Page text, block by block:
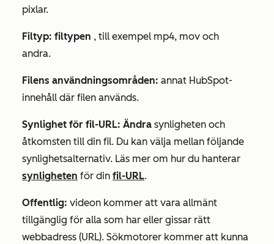
pixlar.
Filtyp: filtypen , till exempel mp4, mov och
andra.
Filens användningsområden: annat HubSpot-
innehåll där filen används.
Synlighet för fil-URL: Ändra synligheten och
åtkomsten till din fil. Du kan välja mellan följande
synlighetsalternativ. Läs mer om hur du hanterar
synligheten för din fil-URL.
Offentlig: videon kommer att vara allmänt
tillgänglig för alla som har eller gissar rätt
webbadress (URL). Sökmotorer kommer att kunna